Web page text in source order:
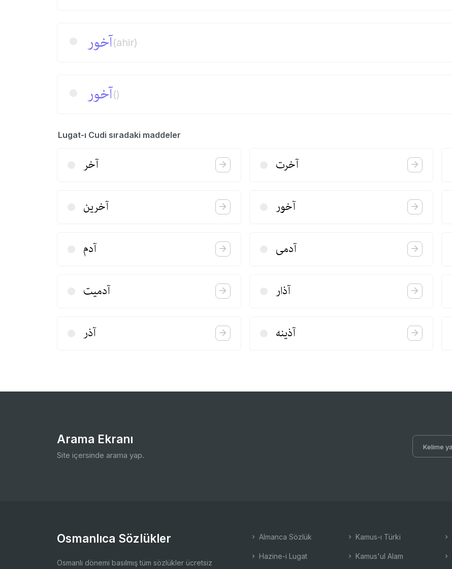
آخور(ahir)
آخور()
Lugat-ı Cudi sıradaki maddeler
آخر آخرت
آخرین آخور
آدم آدمی
آدمیت آذار
آذر آذینه
Arama Ekranı
Site içersinde arama yap.
Osmanlıca Sözlükler
Osmanlı dönemi basılmış tüm sözlükler ücretsiz
Almanca Sözlük
Hazine-i Lugat
Kamus-ı Türki
Kamus'ul Alam